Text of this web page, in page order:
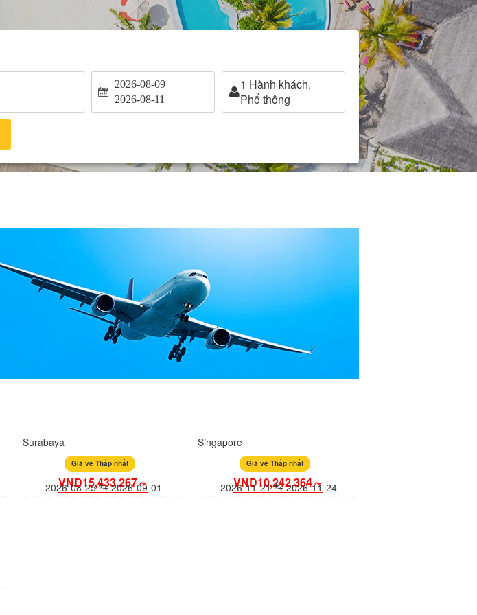
2026-08-09
2026-08-11
1 Hành khách,
Phổ thông
Surabaya
Giá vé Thấp nhất
VND15,433,267～
2026-08-25 2026-09-01
Singapore
Giá vé Thấp nhất
VND10,242,364～
2026-11-21 2026-11-24